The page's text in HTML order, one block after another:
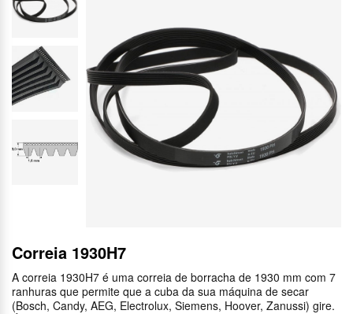
Correia 1930H7
A correia 1930H7 é uma correia de borracha de 1930 mm com 7
ranhuras que permite que a cuba da sua máquina de secar
(Bosch, Candy, AEG, Electrolux, Siemens, Hoover, Zanussi) gire.